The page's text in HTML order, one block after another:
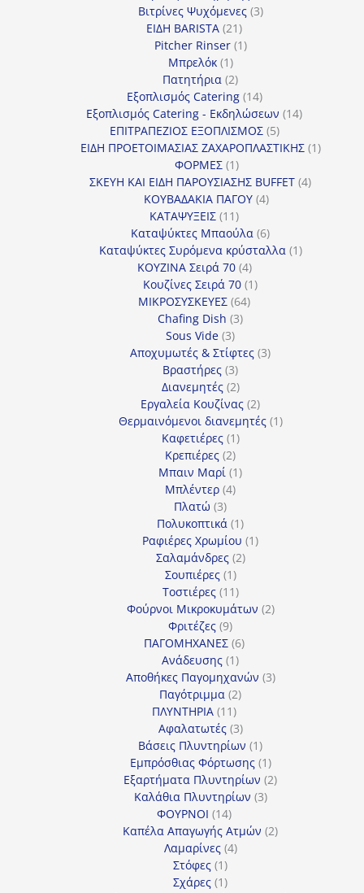
προϊόντα
Βιτρίνες Ψυχόμενες 33
ΕΙΔΗ BARISTA 2121
προϊόντα
Pitcher Rinser 11
Μπρελόκ 11
προϊόν
Πατητήρια 22
προϊόντα
Εξοπλισμός Catering 1414
προϊόντα
Εξοπλισμός Catering - Εκδηλώσεων 1414
ΕΠΙΤΡΑΠΕΖΙΟΣ ΕΞΟΠΛΙΣΜΟΣ 55
προϊόντα
ΕΙΔΗ ΠΡΟΕΤΟΙΜΑΣΙΑΣ ΖΑΧΑΡΟΠΛΑΣΤΙΚΗΣ 11
ΦΟΡΜΕΣ 11
προϊόν
ΣΚΕΥΗ ΚΑΙ ΕΙΔΗ ΠΑΡΟΥΣΙΑΣΗΣ BUFFET 44
ΚΟΥΒΑΔΑΚΙΑ ΠΑΓΟΥ 44
ΚΑΤΑΨΥΞΕΙΣ 1111
προϊόντα
Καταψύκτες Μπαούλα 66
προϊόντα
Καταψύκτες Συρόμενα κρύσταλλα 11
ΚΟΥΖΙΝΑ Σειρά 70 44
προϊόντα
Κουζίνες Σειρά 70 11
ΜΙΚΡΟΣΥΣΚΕΥΕΣ 6464
Chafing Dish 33
Sous Vide 33
προϊόντα
Αποχυμωτές & Στίφτες 33
Βραστήρες 33
προϊόντα
Διανεμητές 22
προϊόντα
Εργαλεία Κουζίνας 22
προϊόντα
Θερμαινόμενοι διανεμητές 11
Καφετιέρες 11
προϊόν
Κρεπιέρες 22
προϊόντα
Μπαιν Μαρί 11
Μπλέντερ 44
Πλατώ 33
προϊόντα
Πολυκοπτικά 11
προϊόν
Ραφιέρες Χρωμίου 11
Σαλαμάνδρες 22
Σουπιέρες 11
προϊόν
Τοστιέρες 1111
προϊόντα
Φούρνοι Μικροκυμάτων 22
Φριτέζες 99
προϊόντα
ΠΑΓΟΜΗΧΑΝΕΣ 66
Ανάδευσης 11
προϊόν
Αποθήκες Παγομηχανών 33
Παγότριμμα 22
ΠΛΥΝΤΗΡΙΑ 1111
προϊόντα
Αφαλατωτές 33
προϊόντα
Βάσεις Πλυντηρίων 11
προϊόν
Εμπρόσθιας Φόρτωσης 11
προϊόν
Εξαρτήματα Πλυντηρίων 22
Καλάθια Πλυντηρίων 33
ΦΟΥΡΝΟΙ 1414
προϊόντα
Καπέλα Απαγωγής Ατμών 22
Λαμαρίνες 44
Στόφες 11
προϊόν
Σχάρες 11